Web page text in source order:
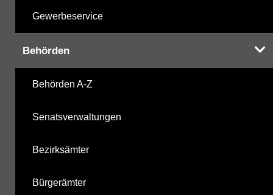
Gewerbeservice
Behörden
Behörden A-Z
Senatsverwaltungen
Bezirksämter
Bürgerämter